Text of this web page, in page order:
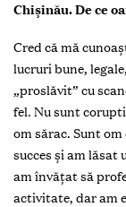
Chișinău. De ce
Cred că mă
lucruri bune,
„proslăvit” cu
fel. Nu sunt
om sărac. Sunt
succes și am
am învățat să
activitate, dar am